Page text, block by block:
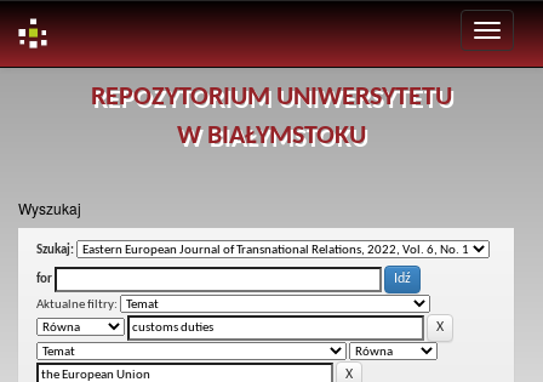
REPOZYTORIUM UNIWERSYTETU
W BIAŁYMSTOKU
Wyszukaj
Szukaj:
for
Aktualne filtry: